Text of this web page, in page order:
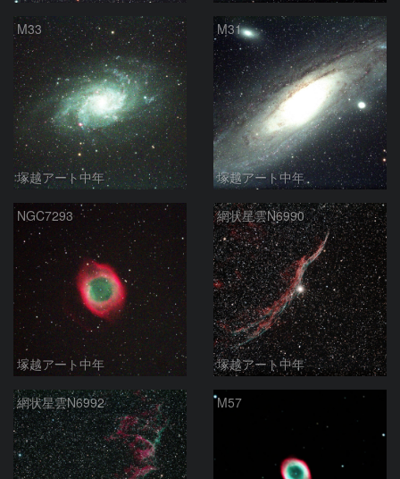
M33
塚越アート中年
M31
塚越アート中年
NGC7293
塚越アート中年
網状星雲N6990
塚越アート中年
網状星雲N6992 M57